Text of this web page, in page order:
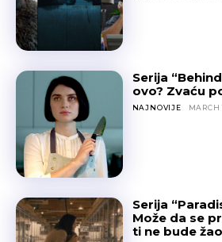
Serija
ovo? Zvaću
NAJNOVIJE MARCH
Serija
Može da se
ti ne bude žao